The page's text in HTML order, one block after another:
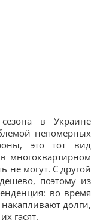
сезона в Украине
непомерных
это тот вид
многоквартирном
не могут. С другой
поэтому из
во время
долги,
гасят.